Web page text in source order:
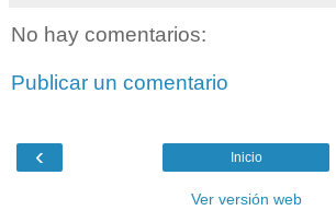
No hay comentarios:
Publicar un comentario
‹ Inicio
Ver versión web